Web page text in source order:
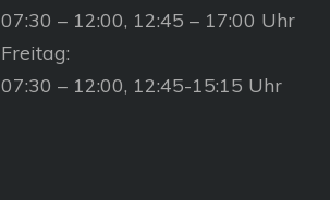
07:30 – 12:00, 12:45 – 17:00 Uhr
Freitag:
07:30 – 12:00, 12:45-15:15 Uhr